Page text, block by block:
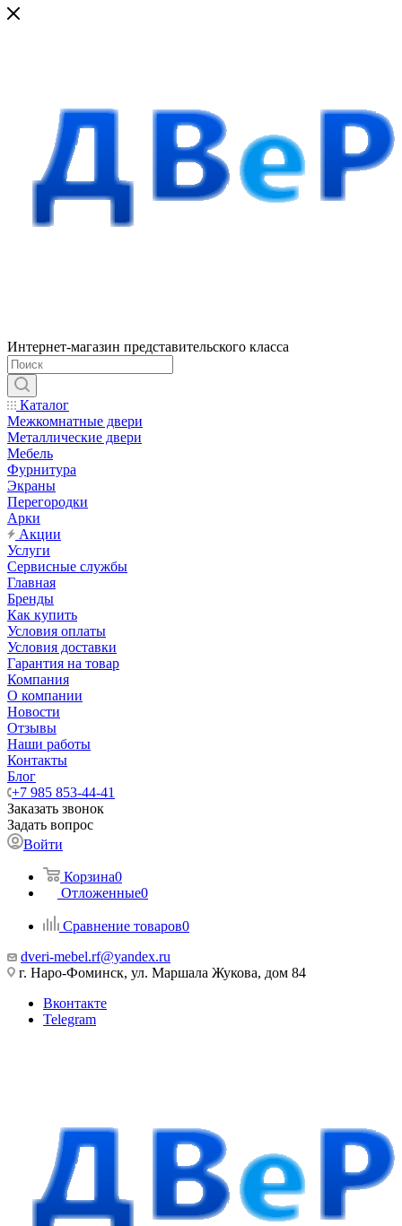
Интернет-магазин представительского класса
Каталог
Межкомнатные двери
Металлические двери
Мебель
Фурнитура
Экраны
Перегородки
Арки
Акции
Услуги
Сервисные службы
Главная
Бренды
Как купить
Условия оплаты
Условия доставки
Гарантия на товар
Компания
О компании
Новости
Отзывы
Наши работы
Контакты
Блог
+7 985 853-44-41
Заказать звонок
Задать вопрос
Войти
Корзина0
Отложенные0
Сравнение товаров0
dveri-mebel.rf@yandex.ru
г. Наро-Фоминск, ул. Маршала Жукова, дом 84
Вконтакте
Telegram